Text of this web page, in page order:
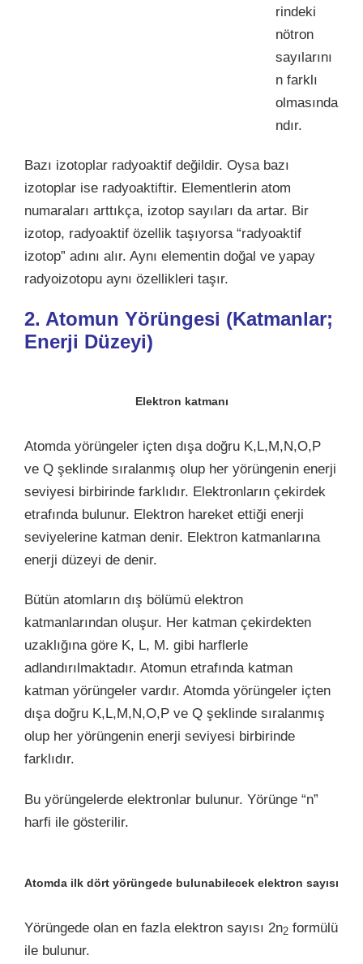
rindeki
nötron
sayılarını
n farklı
olmasında
ndır.
Bazı izotoplar radyoaktif değildir. Oysa bazı
izotoplar ise radyoaktiftir. Elementlerin atom
numaraları arttıkça, izotop sayıları da artar. Bir
izotop, radyoaktif özellik taşıyorsa “radyoaktif
izotop” adını alır. Aynı elementin doğal ve yapay
radyoizotopu aynı özellikleri taşır.
2. Atomun Yörüngesi (Katmanlar;
Enerji Düzeyi)
Elektron katmanı
Atomda yörüngeler içten dışa doğru K,L,M,N,O,P
ve Q şeklinde sıralanmış olup her yörüngenin enerji
seviyesi birbirinde farklıdır. Elektronların çekirdek
etrafında bulunur. Elektron hareket ettiği enerji
seviyelerine katman denir. Elektron katmanlarına
enerji düzeyi de denir.
Bütün atomların dış bölümü elektron
katmanlarından oluşur. Her katman çekirdekten
uzaklığına göre K, L, M. gibi harflerle
adlandırılmaktadır. Atomun etrafında katman
katman yörüngeler vardır. Atomda yörüngeler içten
dışa doğru K,L,M,N,O,P ve Q şeklinde sıralanmış
olup her yörüngenin enerji seviyesi birbirinde
farklıdır.
Bu yörüngelerde elektronlar bulunur. Yörünge “n”
harfi ile gösterilir.
Atomda ilk dört yörüngede bulunabilecek elektron sayısı
Yörüngede olan en fazla elektron sayısı 2n2 formülü
ile bulunur.